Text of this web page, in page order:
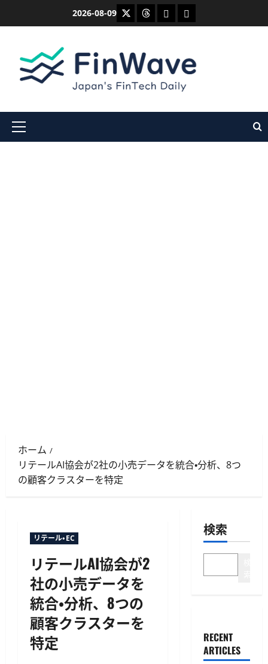
2026-08-09 X ThreadsBlueskyMastodon
メ
ホーム
リテールAI協会が2社の小売データを統合・分析、8つ
の顧客クラスターを特定
リテール・EC
リテールAI協会が2
社の小売データを
統合・分析、8つの
顧客クラスターを
特定
検索
RECENT
ARTICLES